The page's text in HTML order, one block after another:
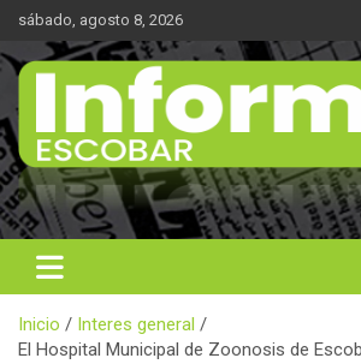
Saltar
contenido
sábado, agosto 8, 2026
Informe 21
Noticas reales
Inicio
Interes general
El Hospital Municipal de Zoonosis de